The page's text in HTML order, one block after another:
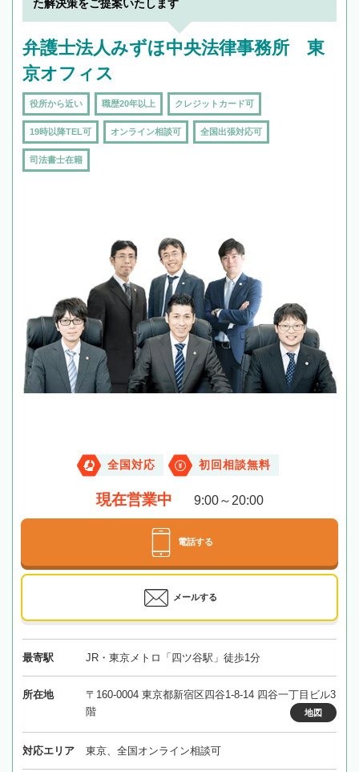
た解決策をご提案いたします
弁護士法人みずほ中央法律事務所 東
京オフィス
役所から近い 職歴20年以上 クレジットカード可
19時以降TEL可 オンライン相談可 全国出張対応可
司法書士在籍
全国対応 初回相談無料
現在営業中 9:00～20:00
電話する
メールする
最寄駅 JR・東京メトロ「四ツ谷駅」徒歩1分
所在地
〒160-0004 東京都新宿区四谷1-8-14 四谷一丁目ビル3
階
地図
対応エリア 東京、全国オンライン相談可